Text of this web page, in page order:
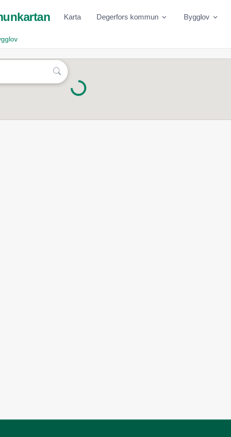
Karta Degerfors kommun Bygglov
Laddar...